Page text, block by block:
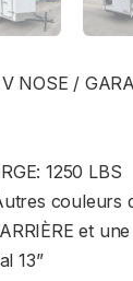
NOSE /
1250 LBS
couleurs
et
13”